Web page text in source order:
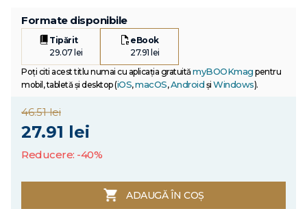
Formate disponibile
Tipărit
29.07 lei
eBook
27.91 lei
Poți citi acest titlu numai cu aplicația gratuitămyBOOKmag pentru
mobil, tabletă și desktop (iOS,macOS,Android și Windows).
46.51 lei
27.91 lei
Reducere: -40%
ADAUGĂ ÎN COȘ